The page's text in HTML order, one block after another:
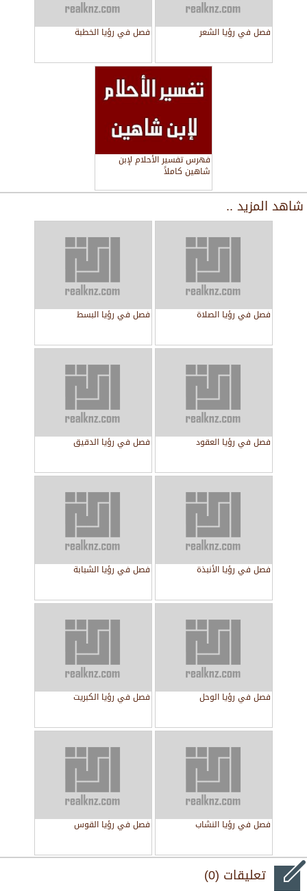
فصل في رؤيا الشعر فصل في رؤيا الخطبة
فهرس تفسير الأحلام لإبن
شاهين كاملاً
شاهد المزيد ..
فصل في رؤيا الصلاة فصل في رؤيا البسط
فصل في رؤيا العقود فصل في رؤيا الدقيق
فصل في رؤيا الأنبذة فصل في رؤيا الشبابة
فصل في رؤيا الوحل فصل في رؤيا الكبريت
فصل في رؤيا النشاب فصل في رؤيا القوس
تعليقات (0)